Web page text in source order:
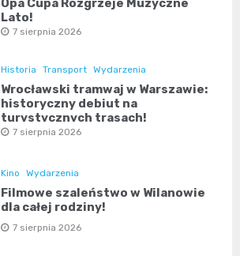
Opa Cupa Rozgrzeje Muzyczne
Lato!
7 sierpnia 2026
Historia Transport Wydarzenia
Wrocławski tramwaj w Warszawie:
historyczny debiut na
turystycznych trasach!
7 sierpnia 2026
Kino Wydarzenia
Filmowe szaleństwo w Wilanowie
dla całej rodziny!
7 sierpnia 2026